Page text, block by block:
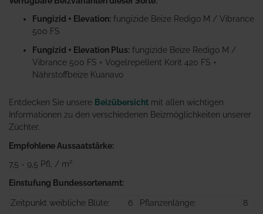
Fungizid + Elevation: fungizide Beize Redigo M / Vibrance
500 FS
Fungizid + Elevation Plus: fungizide Beize Redigo M /
Vibrance 500 FS + Vogelrepellent Korit 420 FS +
Nährstoffbeize Kuanavo
Entdecken Sie unsere Beizübersicht mit allen wichtigen
Informationen zu den verschiedenen Beizmöglichkeiten unserer
Züchter.
Empfohlene Aussaatstärke:
7,5 - 9,5 Pfl. / m²
Einstufung Bundessortenamt:
Zeitpunkt weibliche Blüte: 6 Pflanzenlänge:
8